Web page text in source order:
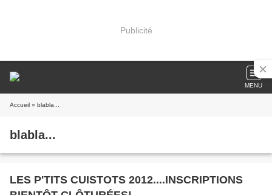
Publicité
MENU
Accueil » blabla...
blabla...
LES P'TITS CUISTOTS 2012....INSCRIPTIONS